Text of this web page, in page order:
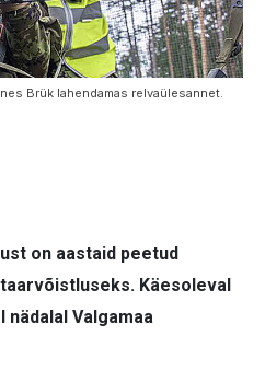
Brük lahendamas relvaülesannet.
on aastaid peetud
Käesoleval
Valgamaa